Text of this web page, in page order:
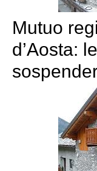
Mutuo
d’Aosta: